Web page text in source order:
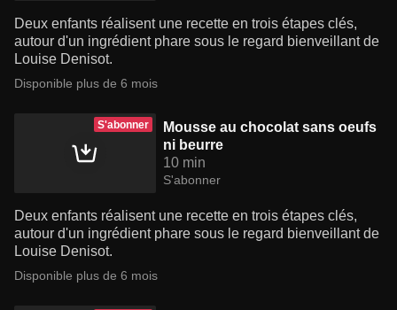
Deux enfants réalisent une recette en trois étapes clés,
autour d'un ingrédient phare sous le regard bienveillant de
Louise Denisot.
Disponible plus de 6 mois
S'abonner
Mousse au chocolat sans oeufs
ni beurre
10 min
S'abonner
Deux enfants réalisent une recette en trois étapes clés,
autour d'un ingrédient phare sous le regard bienveillant de
Louise Denisot.
Disponible plus de 6 mois